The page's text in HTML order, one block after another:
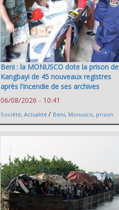
Beni : la MONUSCO dote la prison de
Kangbayi de 45 nouveaux registres
après l'incendie de ses archives
06/08/2026 - 10:41
Société, Actualité / Beni, Monusco, prison